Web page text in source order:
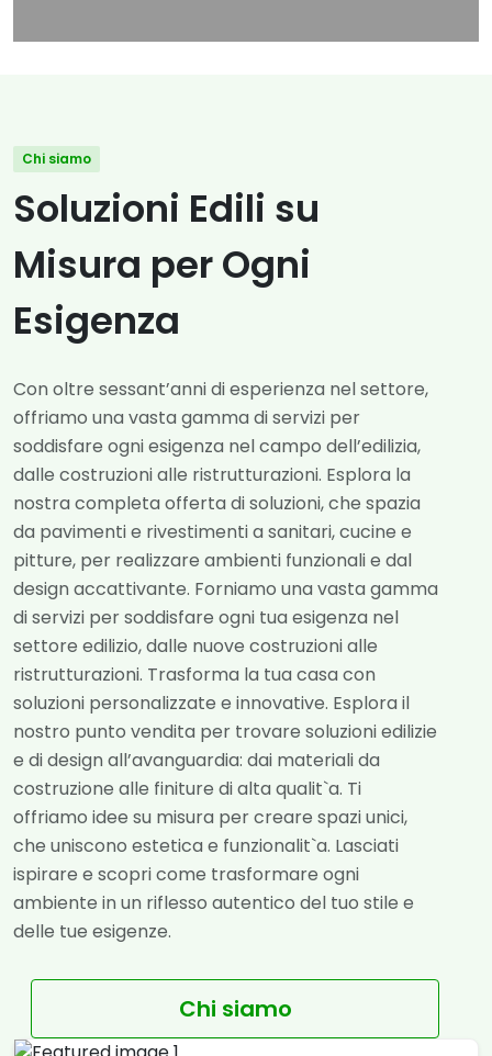
Chi siamo
Soluzioni Edili su
Misura per Ogni
Esigenza
Con oltre sessant’anni di esperienza nel settore,
offriamo una vasta gamma di servizi per
soddisfare ogni esigenza nel campo dell’edilizia,
dalle costruzioni alle ristrutturazioni. Esplora la
nostra completa offerta di soluzioni, che spazia
da pavimenti e rivestimenti a sanitari, cucine e
pitture, per realizzare ambienti funzionali e dal
design accattivante. Forniamo una vasta gamma
di servizi per soddisfare ogni tua esigenza nel
settore edilizio, dalle nuove costruzioni alle
ristrutturazioni. Trasforma la tua casa con
soluzioni personalizzate e innovative. Esplora il
nostro punto vendita per trovare soluzioni edilizie
e di design all’avanguardia: dai materiali da
costruzione alle finiture di alta qualit`a. Ti
offriamo idee su misura per creare spazi unici,
che uniscono estetica e funzionalit`a. Lasciati
ispirare e scopri come trasformare ogni
ambiente in un riflesso autentico del tuo stile e
delle tue esigenze.
Chi siamo